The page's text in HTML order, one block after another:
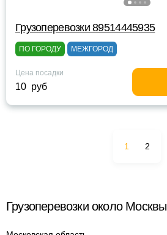
Грузоперевозки 89514445935
ПО ГОРОДУ МЕЖГОРОД
Цена посадки
10 руб
1 2
Грузоперевозки около Москвы